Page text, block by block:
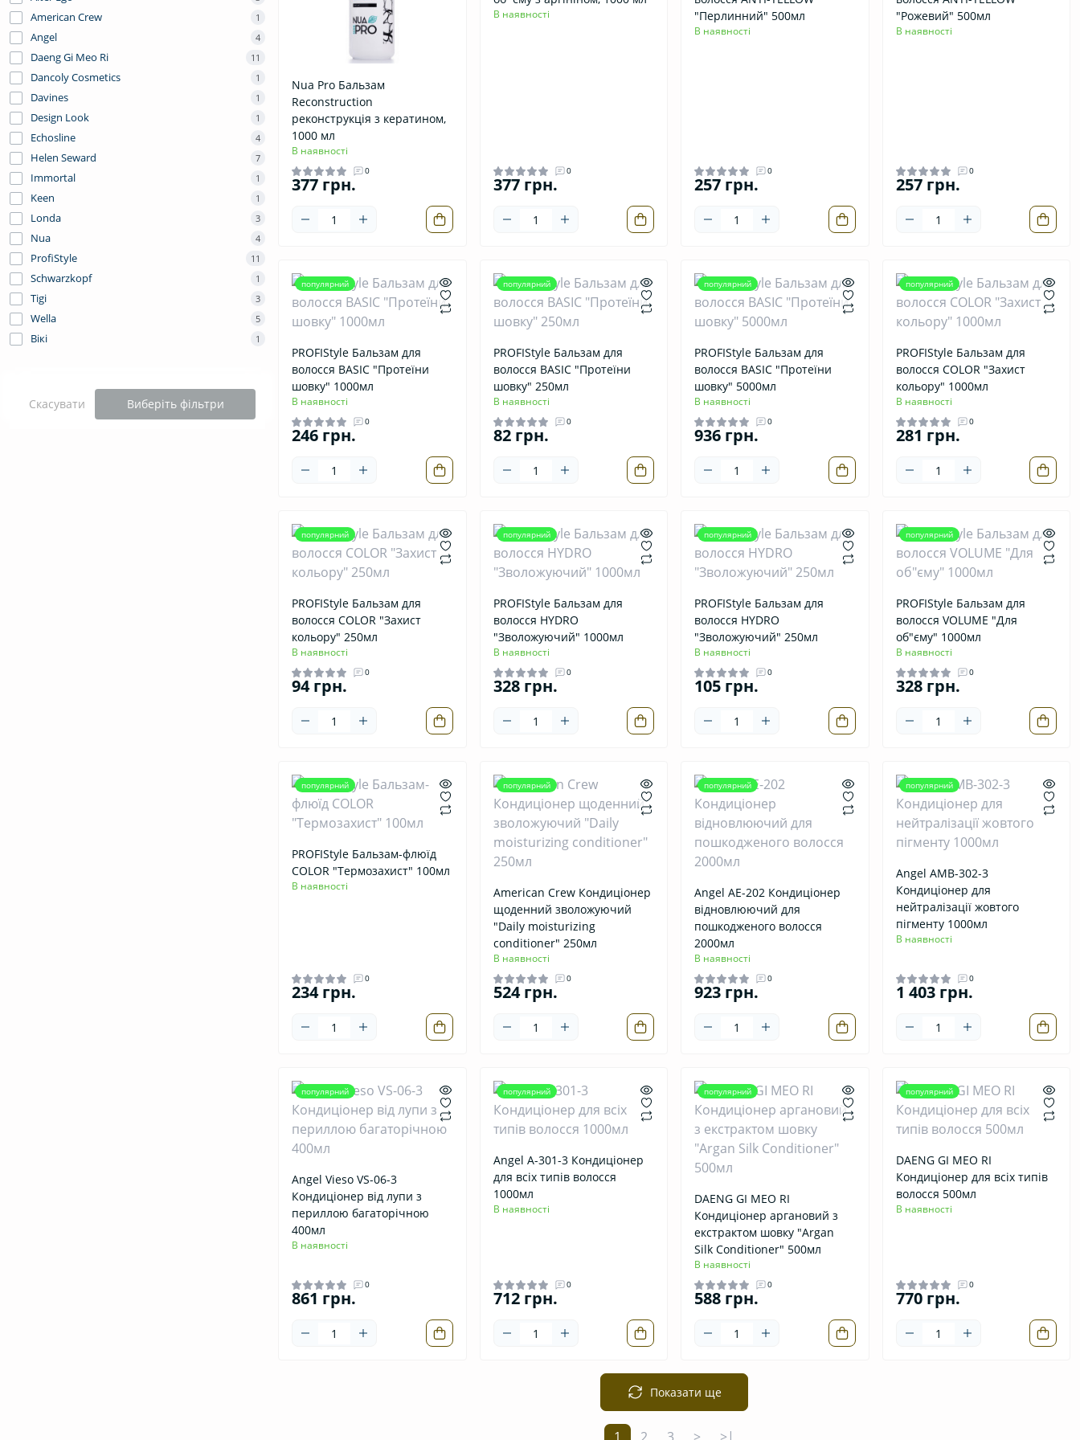
Шампунь для всіх типів волосся
Шампунь для жирної шкіри голови
Шампунь для неслухняного волосся
Шампунь для об'єму волосся
Шампунь для сухого та пошкодженого
волосся
Шампунь для частого використання
Шампунь для чутливої шкіри голови
Шампунь проти лупи
American Crew 1
Angel 4
Daeng Gi Meo Ri 11
Dancoly Cosmetics 1
Davines 1
Design Look 1
Echosline 4
Helen Seward 7
Immortal 1
Keen 1
Londa 3
Nua 4
ProfiStyle 11
Schwarzkopf 1
Tigi 3
Wella 5
Вікі 1
Скасувати Виберіть фільтри
Nua Pro Бальзам
Reconstruction
реконструкція з кератином,
1000 мл
В наявності
0
377 грн.
В наявності
0
377 грн.
"Перлинний" 500мл
В наявності
0
257 грн.
"Рожевий" 500мл
В наявності
0
257 грн.
популярний
PROFIStyle Бальзам для
волосся BASIC "Протеїни
шовку" 1000мл
В наявності
0
246 грн.
популярний
PROFIStyle Бальзам для
волосся BASIC "Протеїни
шовку" 250мл
В наявності
0
82 грн.
популярний
PROFIStyle Бальзам для
волосся BASIC "Протеїни
шовку" 5000мл
В наявності
0
936 грн.
популярний
PROFIStyle Бальзам для
волосся COLOR "Захист
кольору" 1000мл
В наявності
0
281 грн.
популярний
PROFIStyle Бальзам для
волосся COLOR "Захист
кольору" 250мл
В наявності
0
94 грн.
популярний
PROFIStyle Бальзам для
волосся HYDRO
"Зволожуючий" 1000мл
В наявності
0
328 грн.
популярний
PROFIStyle Бальзам для
волосся HYDRO
"Зволожуючий" 250мл
В наявності
0
105 грн.
популярний
PROFIStyle Бальзам для
волосся VOLUME "Для
об"єму" 1000мл
В наявності
0
328 грн.
популярний
PROFIStyle Бальзам-флюїд
COLOR "Термозахист" 100мл
В наявності
0
234 грн.
популярний
American Crew Кондиціонер
щоденний зволожуючий
"Daily moisturizing
conditioner" 250мл
В наявності
0
524 грн.
популярний
Angel AE-202 Кондиціонер
відновлюючий для
пошкодженого волосся
2000мл
В наявності
0
923 грн.
популярний
Angel AMB-302-3
Кондиціонер для
нейтралізації жовтого
пігменту 1000мл
В наявності
0
1 403 грн.
популярний
Angel Vieso VS-06-3
Кондиціонер від лупи з
периллою багаторічною
400мл
В наявності
0
861 грн.
популярний
Angel А-301-3 Кондиціонер
для всіх типів волосся
1000мл
В наявності
0
712 грн.
популярний
DAENG GI MEO RI
Кондиціонер аргановий з
екстрактом шовку "Argan
Silk Conditioner" 500мл
В наявності
0
588 грн.
популярний
DAENG GI MEO RI
Кондиціонер для всіх типів
волосся 500мл
В наявності
0
770 грн.
Показати ще